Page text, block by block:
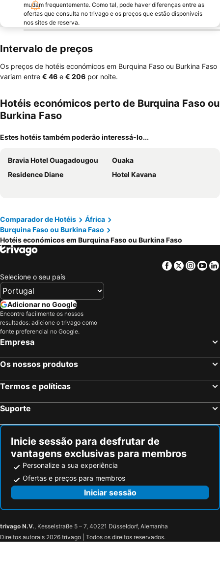
mudam frequentemente. Como tal, pode haver diferenças entre as
ofertas que consulta no trivago e os preços que estão disponíveis
nos sites de reserva.
Intervalo de preços
Os preços de hotéis económicos em Burquina Faso ou Burkina Faso
variam entre ‎€ 46 e ‎€ 206 por noite.
Hotéis económicos perto de Burquina Faso ou
Burkina Faso
Estes hotéis também poderão interessá-lo...
Bravia Hotel Ouagadougou
Ouaka
Residence Diane
Hotel Kavana
Comparador de Hotéis
África
Burquina Faso ou Burkina Faso
Hotéis económicos em Burquina Faso ou Burkina Faso
Facebook
Twitter
Selecione o seu país
Adicionar no Google
Encontre facilmente os nossos
resultados: adicione o trivago como
fonte preferencial no Google.
Empresa
Os nossos produtos
Termos e políticas
Suporte
Inicie sessão para desfrutar de
vantagens exclusivas para membros
Personalize a sua experiência
Ofertas e preços para membros
Iniciar sessão
trivago N.V., Kesselstraße 5 – 7, 40221 Düsseldorf, Alemanha
Direitos autorais 2026 trivago | Todos os direitos reservados.